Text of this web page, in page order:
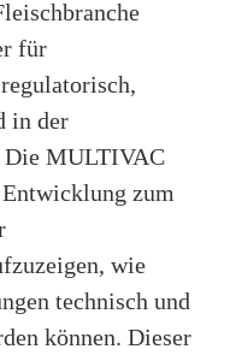
für
in der
Die MULTIVAC
zum
wie
technisch und
können. Dieser